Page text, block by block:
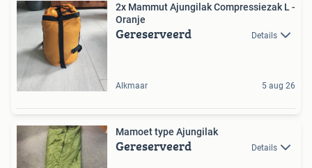
2x Mammut Ajungilak Compressiezak L -
Oranje
Gereserveerd Details
Alkmaar 5 aug 26
Mamoet type Ajungilak
Gereserveerd Details